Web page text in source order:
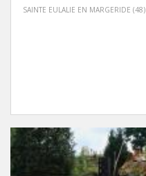
SAINTE EULALIE EN MARGERIDE (48)